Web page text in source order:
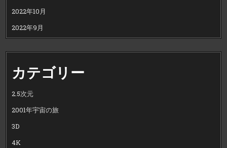
2022年10月
2022年9月
カテゴリー
2.5次元
2001年宇宙の旅
3D
4K